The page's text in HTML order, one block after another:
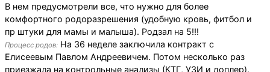
В нем предусмотрели все, что нужно для более
комфортного родоразрешения (удобную кровь, фитбол и
пр штуки для мамы и малыша). Родзал на 5!!!
Процесс родов: На 36 неделе заключила контракт с
Елисеевым Павлом Андреевичем. Потом несколько раз
приезжала на контрольные анализы (КТГ, УЗИ и доплер).